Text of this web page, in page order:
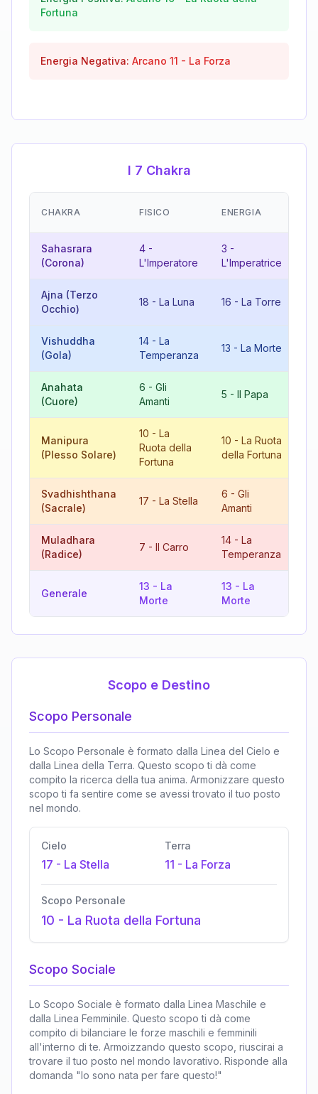
Fortuna
Energia Negativa: Arcano 11 - La Forza
I 7 Chakra
CHAKRA FISICO ENERGIA
Sahasrara
(Corona)
4 -
L'Imperatore
3 -
L'Imperatrice
Ajna (Terzo
Occhio)
18 - La Luna 16 - La Torre
Vishuddha
(Gola)
14 - La
Temperanza
13 - La Morte
Anahata
(Cuore)
6 - Gli
Amanti
5 - Il Papa
Manipura
(Plesso Solare)
10 - La
Ruota della
Fortuna
10 - La Ruota
della Fortuna
Svadhishthana
(Sacrale)
17 - La Stella
6 - Gli
Amanti
Muladhara
(Radice)
7 - Il Carro
14 - La
Temperanza
Generale
13 - La
Morte
13 - La
Morte
Scopo e Destino
Scopo Personale
Lo Scopo Personale è formato dalla Linea del Cielo e
dalla Linea della Terra. Questo scopo ti dà come
compito la ricerca della tua anima. Armonizzare questo
scopo ti fa sentire come se avessi trovato il tuo posto
nel mondo.
Cielo
17 - La Stella
Terra
11 - La Forza
Scopo Personale
10 - La Ruota della Fortuna
Scopo Sociale
Lo Scopo Sociale è formato dalla Linea Maschile e
dalla Linea Femminile. Questo scopo ti dà come
compito di bilanciare le forze maschili e femminili
all'interno di te. Armoizzando questo scopo, riuscirai a
trovare il tuo posto nel mondo lavorativo. Risponde alla
domanda "Io sono nata per fare questo!"